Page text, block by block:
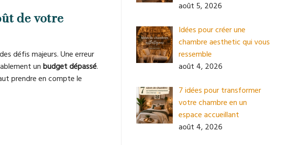
de votre
défis majeurs. Une erreur
un budget dépassé.
prendre en compte le
août 5, 2026
Idées pour créer une
chambre aesthetic qui vous
ressemble
août 4, 2026
7 idées pour transformer
votre chambre en un
espace accueillant
août 4, 2026